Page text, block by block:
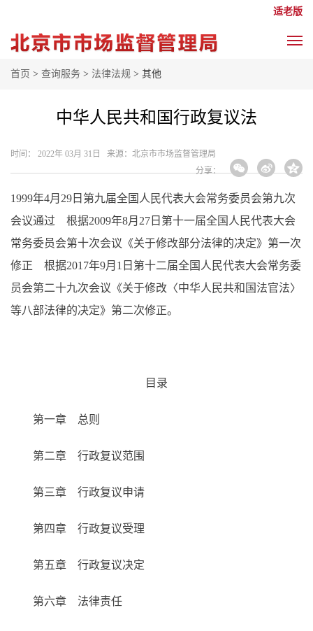
适老版
首页 > 查询服务 > 法律法规 > 其他
中华人民共和国行政复议法
时间： 2022年 03月 31日 来源： ​北京市市场监督管理局
分享：
1999年4月29日第九届全国人民代表大会常务委员会第九次
会议通过 根据2009年8月27日第十一届全国人民代表大会
常务委员会第十次会议《关于修改部分法律的决定》第一次
修正 根据2017年9月1日第十二届全国人民代表大会常务委
员会第二十九次会议《关于修改〈中华人民共和国法官法〉
等八部法律的决定》第二次修正。
目录
第一章 总则
第二章 行政复议范围
第三章 行政复议申请
第四章 行政复议受理
第五章 行政复议决定
第六章 法律责任